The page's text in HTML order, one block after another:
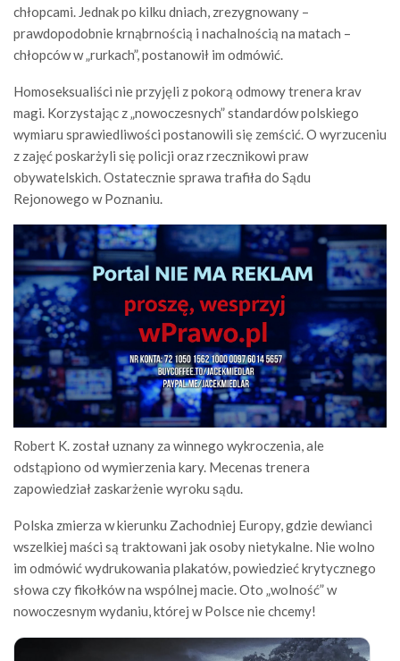
chłopcami. Jednak po kilku dniach, zrezygnowany –
prawdopodobnie krnąbrnością i nachalnością na matach –
chłopców w „rurkach”, postanowił im odmówić.
Homoseksualiści nie przyjęli z pokorą odmowy trenera krav
magi. Korzystając z „nowoczesnych” standardów polskiego
wymiaru sprawiedliwości postanowili się zemścić. O wyrzuceniu
z zajęć poskarżyli się policji oraz rzecznikowi praw
obywatelskich. Ostatecznie sprawa trafiła do Sądu
Rejonowego w Poznaniu.
Robert K. został uznany za winnego wykroczenia, ale
odstąpiono od wymierzenia kary. Mecenas trenera
zapowiedział zaskarżenie wyroku sądu.
Polska zmierza w kierunku Zachodniej Europy, gdzie dewianci
wszelkiej maści są traktowani jak osoby nietykalne. Nie wolno
im odmówić wydrukowania plakatów, powiedzieć krytycznego
słowa czy fikołków na wspólnej macie. Oto „wolność” w
nowoczesnym wydaniu, której w Polsce nie chcemy!